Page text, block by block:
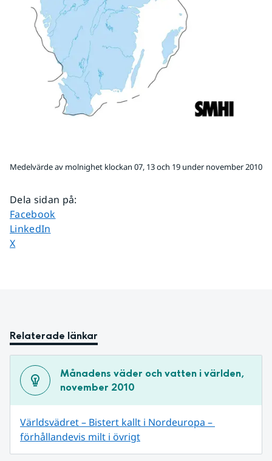
Medelvärde av molnighet klockan 07, 13 och 19 under november 2010
Dela sidan på:
Dela sidan på
Facebook
Dela sidan på
LinkedIn
Dela sidan på
X
Relaterade länkar
Månadens väder och vatten i världen,
november 2010
Världsvädret – Bistert kallt i Nordeuropa –
förhållandevis milt i övrigt